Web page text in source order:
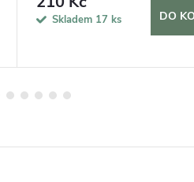
Skladem 17 ks DO